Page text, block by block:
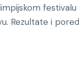
festivalu
Rezultate i